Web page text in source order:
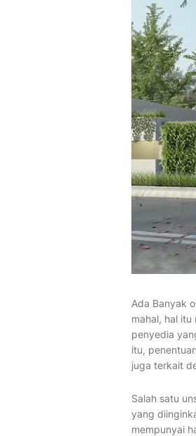
Ada Banyak
mahal, hal
penyedia
itu,
juga terkait
Salah satu
yang
mempunyai